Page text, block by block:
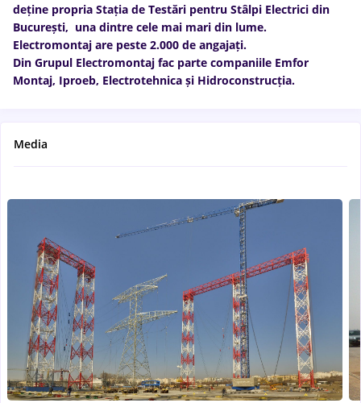
deține propria Stația de Testări pentru Stâlpi Electrici din
București, una dintre cele mai mari din lume.
Electromontaj are peste 2.000 de angajați.
Din Grupul Electromontaj fac parte companiile Emfor
Montaj, Iproeb, Electrotehnica și Hidroconstrucția.
Media